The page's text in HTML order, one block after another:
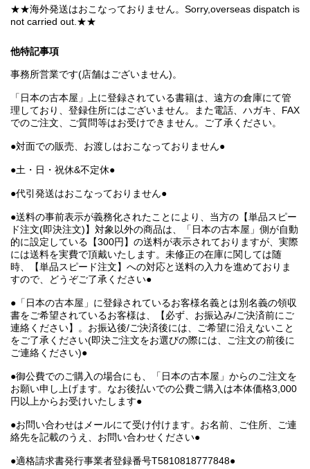
★★海外発送はおこなっておりません。Sorry,overseas dispatch is
not carried out.★★
他特記事項
事務所営業です(店舗はございません)。
「日本の古本屋」上に登録されている書籍は、遠方の倉庫にて管
理しており、登録住所にはございません。また電話、ハガキ、FAX
でのご注文、ご質問等はお受けできません。ご了承ください。
●対面での販売、お渡しはおこなっておりません●
●土・日・祝休&不定休●
●代引発送はおこなっておりません●
●送料の事前表示が義務化されたことにより、当方の【単品スピー
ド注文(即決注文)】対象以外の商品は、「日本の古本屋」側が自動
的に設定している【300円】の送料が表示されておりますが、実際
には送料を実費で頂戴いたします。未修正の在庫に関しては随
時、【単品スピード注文】への対応と送料の入力を進めておりま
すので、どうぞご了承ください●
●「日本の古本屋」に登録されているお客様名義とは別名義の領収
書をご希望されているお客様は、【必ず、お振込み/ご決済前にご
連絡ください】。お振込後/ご決済後には、ご希望に沿えないこと
をご了承ください(即決ご注文をお選びの際には、ご注文の前後に
ご連絡ください)●
●御公費でのご購入の場合にも、「日本の古本屋」からのご注文を
お願い申し上げます。なお後払いでの公費ご購入は本体価格3,000
円以上からお受けいたします●
●お問い合わせはメールにて受け付けます。お名前、ご住所、ご連
絡先を記載のうえ、お問い合わせください●
●適格請求書発行事業者登録番号T5810818777848●